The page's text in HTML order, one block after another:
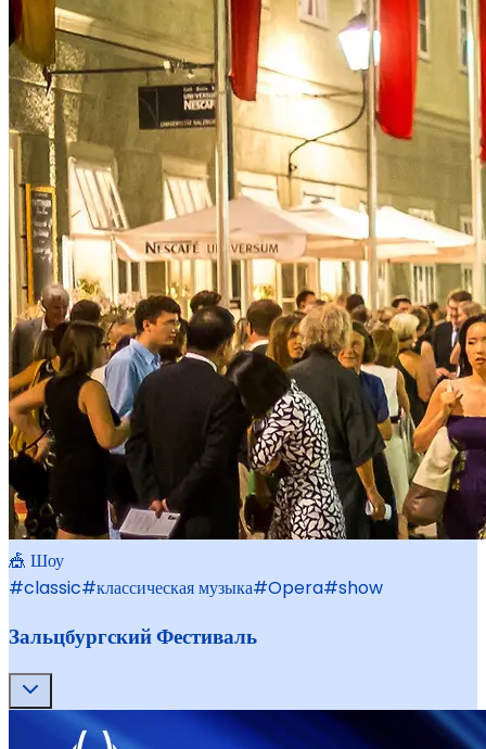
🎪 Шоу
#classic#классическая музыка#Opera#show
Зальцбургский Фестиваль